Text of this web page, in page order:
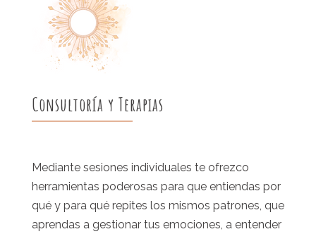
Consultoría y Terapias
Mediante sesiones individuales te ofrezco
herramientas poderosas para que entiendas por
qué y para qué repites los mismos patrones, que
aprendas a gestionar tus emociones, a entender